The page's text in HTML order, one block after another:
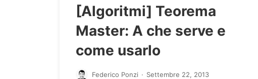
[Algoritmi] Teorema
Master: A che serve e
come usarlo
Federico Ponzi · Settembre 22, 2013